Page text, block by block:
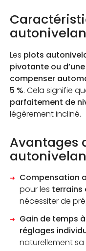
Les plots
pivotante ou
compenser
5 %. Cela signifie
parfaitement de
légèrement incliné.
Avantages
Compensation
pour les terrains
nécessiter de
Gain de temps
réglages
naturellement sa